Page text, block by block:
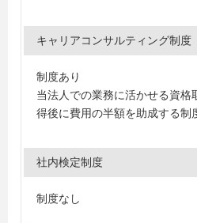
キャリアコンサルティング制度
制度あり
当法人での業務に活かせる資格
得後に費用の半額を助成する制
社内検定制度
制度なし